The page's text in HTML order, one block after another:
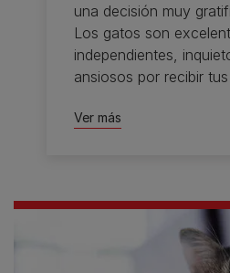
una decisión muy
Los gatos son
independientes,
ansiosos por recibir
Ver más